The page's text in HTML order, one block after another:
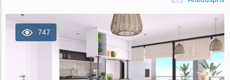
747